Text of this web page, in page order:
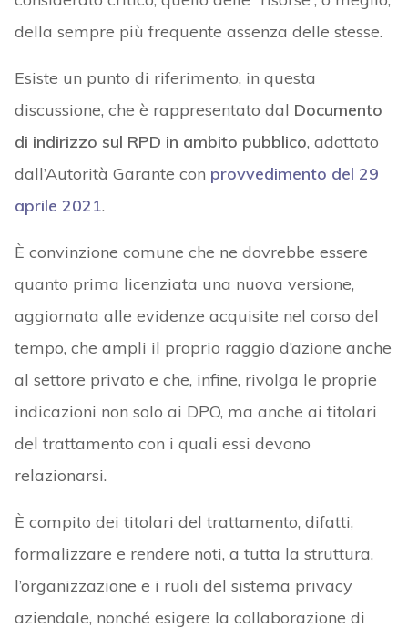
della sempre più frequente assenza delle stesse.
Esiste un punto di riferimento, in questa
discussione, che è rappresentato dal Documento
di indirizzo sul RPD in ambito pubblico, adottato
dall’Autorità Garante con provvedimento del 29
aprile 2021.
È convinzione comune che ne dovrebbe essere
quanto prima licenziata una nuova versione,
aggiornata alle evidenze acquisite nel corso del
tempo, che ampli il proprio raggio d’azione anche
al settore privato e che, infine, rivolga le proprie
indicazioni non solo ai DPO, ma anche ai titolari
del trattamento con i quali essi devono
relazionarsi.
È compito dei titolari del trattamento, difatti,
formalizzare e rendere noti, a tutta la struttura,
l’organizzazione e i ruoli del sistema privacy
aziendale, nonché esigere la collaborazione di